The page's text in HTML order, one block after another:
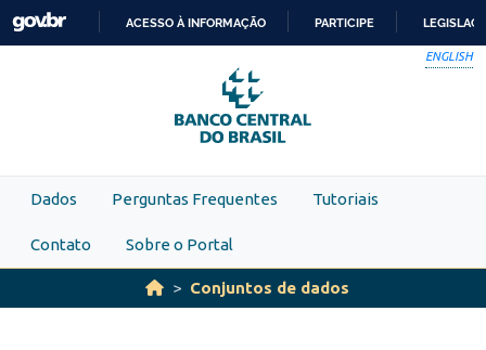
Skip to main content
PARA
O
CONTEÚDO
ACESSO À INFORMAÇÃO PARTICIPE
ENGLISH
Dados Perguntas Frequentes Tutoriais
Contato Sobre o Portal
Conjuntos de dados